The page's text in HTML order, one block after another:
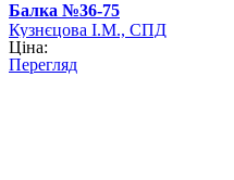
Балка №36-75
Кузнєцова І.М., СПД
Ціна:
Перегляд